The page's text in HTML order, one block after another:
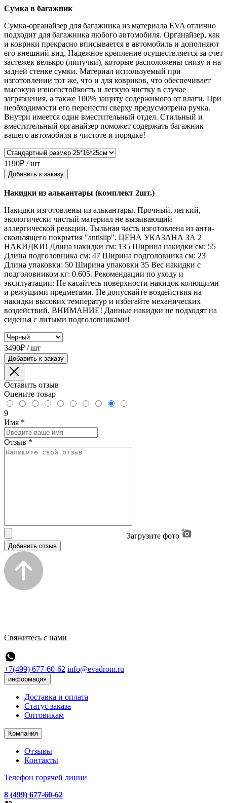
Сумка в багажник
Сумка-органайзер для багажника из материала EVA отлично
подходит для багажника любого автомобиля. Органайзер, как
и коврики прекрасно вписывается в автомобиль и дополняют
его внешний вид. Надежное крепление осуществляется за счет
застежек велькро (липучки), которые расположены снизу и на
задней стенке сумки. Материал используемый при
изготовлении тот же, что и для ковриков, что обеспечивает
высокую износостойкость и легкую чистку в случае
загрязнения, а также 100% защиту содержимого от влаги. При
необходимости его перенести сверху предусмотрена ручка.
Внутри имеется один вместительный отдел. Стильный и
вместительный органайзер поможет содержать багажник
вашего автомобиля в чистоте и порядке!
1190₽ / шт
Добавить к заказу
Накидки из алькантары (комплект 2шт.)
Накидки изготовлены из алькантары. Прочный, легкий,
экологически чистый материал не вызывающий
аллергической реакции. Тыльная часть изготовлена из анти-
скользящего покрытия "antislip". ЦЕНА УКАЗАНА ЗА 2
НАКИДКИ! Длина накидки см: 135 Ширина накидки см: 55
Длина подголовника см: 47 Ширина подголовника см: 23
Длина упаковки: 50 Ширина упаковки 35 Вес накидки с
подголовником кг: 0.605. Рекомендации по уходу и
эксплуатации: Не касайтесь поверхности накидок колющими
и режущими предметами. Не допускайте воздействия на
накидки высоких температур и избегайте механических
воздействий. ВНИМАНИЕ! Данные накидки не подходят на
сиденья с литыми подголовниками!
3490₽ / шт
Добавить к заказу
Оставить отзыв
Оцените товар
9
Имя *
Отзыв *
Загрузите фото
Добавить отзыв
Свяжитесь с нами
+7(499) 677-60-62 info@evadrom.ru
информация
Доставка и оплата
Статус заказа
Оптовикам
Компания
Отзывы
Контакты
Телефон горячей линии
8 (499) 677-60-62